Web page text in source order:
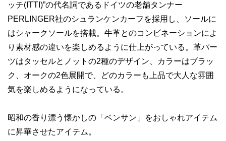
ッチ(ITTI)”の代名詞であるドイツの老舗タンナー
PERLINGER社のシュランケンカーフを採用し、ソールに
はシャークソールを搭載。牛革とのコンビネーションによ
り素材感の違いを楽しめるように仕上がっている。革パー
ツはタッセルとノットの2種のデザイン、カラーはブラッ
ク、オークの2色展開で、どのカラーも上品で大人な雰囲
気を楽しめるようになっている。
昭和の香り漂う懐かしの「ベンサン」をおしゃれアイテム
に昇華させたアイテム。